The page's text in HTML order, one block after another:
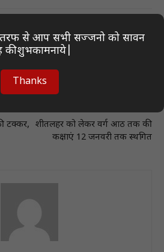
टक्कर, शीतलहर को लेकर वर्ग आठ तक की
कक्षाएं 12 जनवरी तक स्थगित
से आप सभी सज्जनो को सावन
की शुभकामनाये|
Thanks